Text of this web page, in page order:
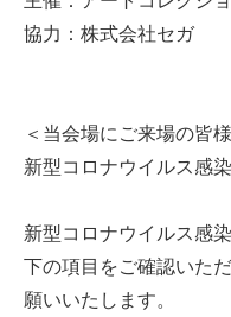
協力：株式会社セガ
＜当会場にご来場の皆
新型コロナウイルス感
新型コロナウイルス感
下の項目をご確認いた
願いいたします。